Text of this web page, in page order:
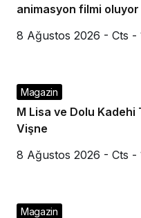
animasyon filmi oluyor
8 Ağustos 2026 - Cts -
Magazin
M Lisa ve Dolu Kadehi
Vişne
8 Ağustos 2026 - Cts -
Magazin